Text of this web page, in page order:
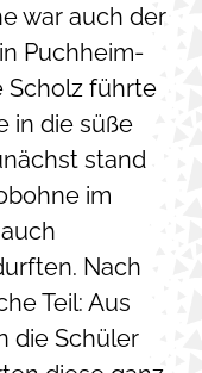
war auch der
Puchheim-
Scholz führte
in die süße
stand
im
Nach
Teil: Aus
die Schüler